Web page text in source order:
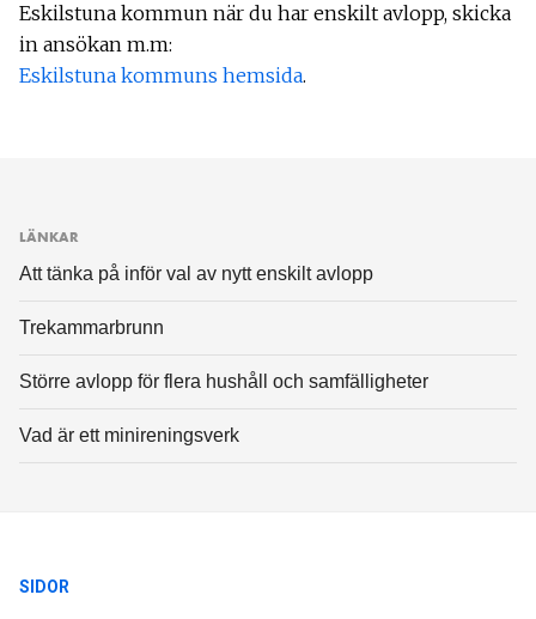
Eskilstuna kommun när du har enskilt avlopp, skicka
in ansökan m.m:
Eskilstuna kommuns hemsida.
LÄNKAR
Att tänka på inför val av nytt enskilt avlopp
Trekammarbrunn
Större avlopp för flera hushåll och samfälligheter
Vad är ett minireningsverk
SIDOR